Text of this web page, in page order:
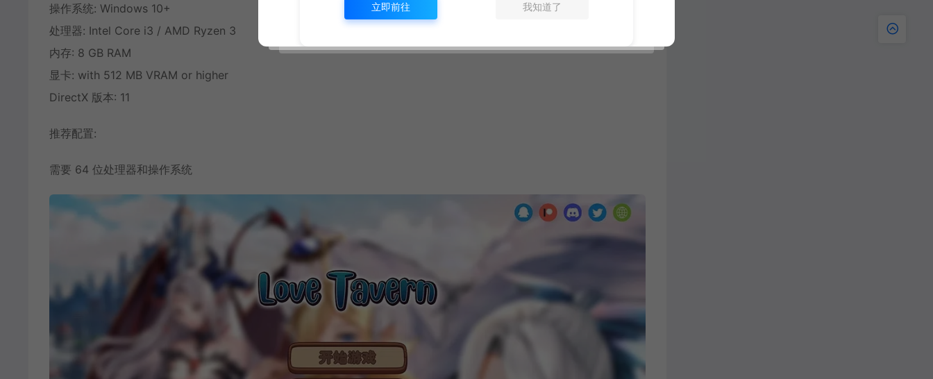
操作系统: Windows 10+
处理器: Intel Core i3 / AMD Ryzen 3
内存: 8 GB RAM
显卡: with 512 MB VRAM or higher
DirectX 版本: 11
推荐配置:
需要 64 位处理器和操作系统
立即前往 我知道了